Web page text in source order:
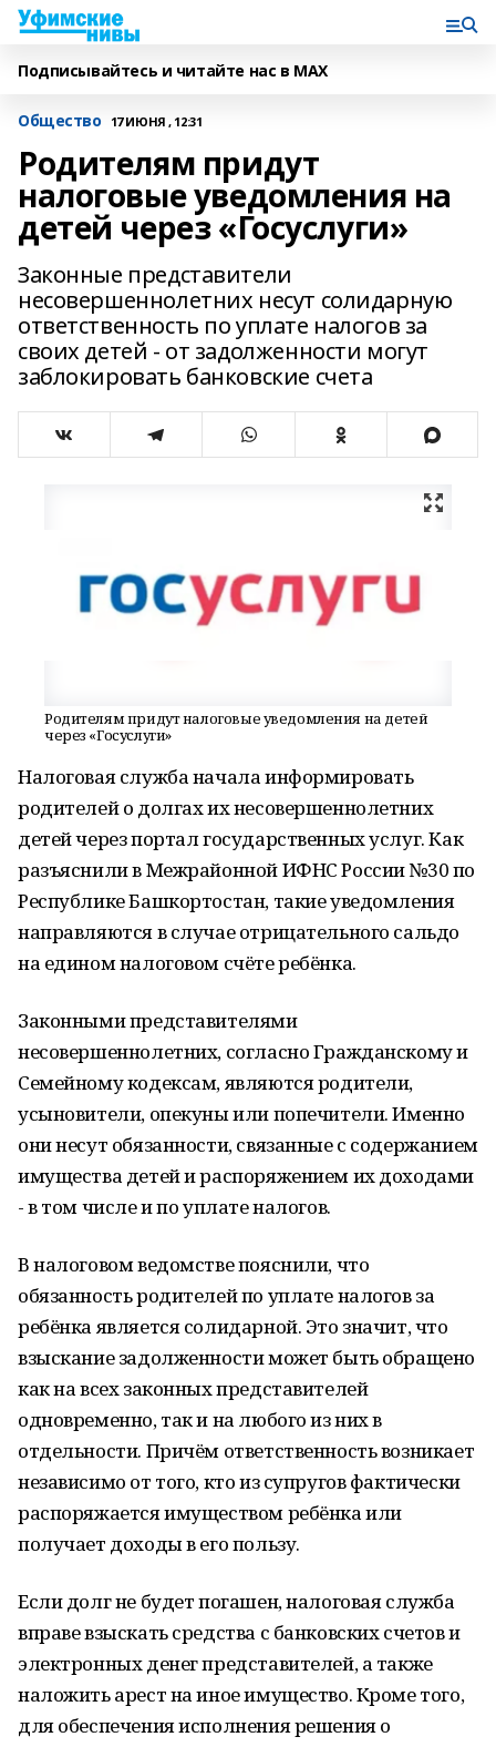
Подписывайтесь и читайте нас в MAX
Общество 17 ИЮНЯ , 12:31
Родителям придут
налоговые уведомления на
детей через «Госуслуги»
Законные представители
несовершеннолетних несут солидарную
ответственность по уплате налогов за
своих детей - от задолженности могут
заблокировать банковские счета
Родителям придут налоговые уведомления на детей
через «Госуслуги»
Налоговая служба начала информировать
родителей о долгах их несовершеннолетних
детей через портал государственных услуг. Как
разъяснили в Межрайонной ИФНС России №30 по
Республике Башкортостан, такие уведомления
направляются в случае отрицательного сальдо
на едином налоговом счёте ребёнка.
Законными представителями
несовершеннолетних, согласно Гражданскому и
Семейному кодексам, являются родители,
усыновители, опекуны или попечители. Именно
они несут обязанности, связанные с содержанием
имущества детей и распоряжением их доходами
- в том числе и по уплате налогов.
В налоговом ведомстве пояснили, что
обязанность родителей по уплате налогов за
ребёнка является солидарной. Это значит, что
взыскание задолженности может быть обращено
как на всех законных представителей
одновременно, так и на любого из них в
отдельности. Причём ответственность возникает
независимо от того, кто из супругов фактически
распоряжается имуществом ребёнка или
получает доходы в его пользу.
Если долг не будет погашен, налоговая служба
вправе взыскать средства с банковских счетов и
электронных денег представителей, а также
наложить арест на иное имущество. Кроме того,
для обеспечения исполнения решения о